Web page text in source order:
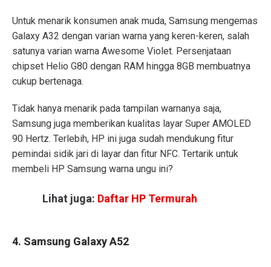
Untuk menarik konsumen anak muda, Samsung mengemas
Galaxy A32 dengan varian warna yang keren-keren, salah
satunya varian warna Awesome Violet. Persenjataan
chipset Helio G80 dengan RAM hingga 8GB membuatnya
cukup bertenaga.
Tidak hanya menarik pada tampilan warnanya saja,
Samsung juga memberikan kualitas layar Super AMOLED
90 Hertz. Terlebih, HP ini juga sudah mendukung fitur
pemindai sidik jari di layar dan fitur NFC. Tertarik untuk
membeli HP Samsung warna ungu ini?
Lihat juga: Daftar HP Termurah
4. Samsung Galaxy A52